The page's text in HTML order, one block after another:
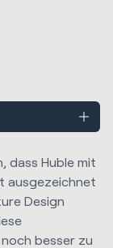
dass Huble mit
ausgezeichnet
Design
besser zu